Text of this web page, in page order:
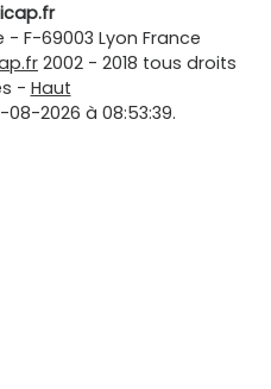
- F-69003 Lyon France
2002 - 2018 tous droits
- Haut
2026 à 08:53:39.